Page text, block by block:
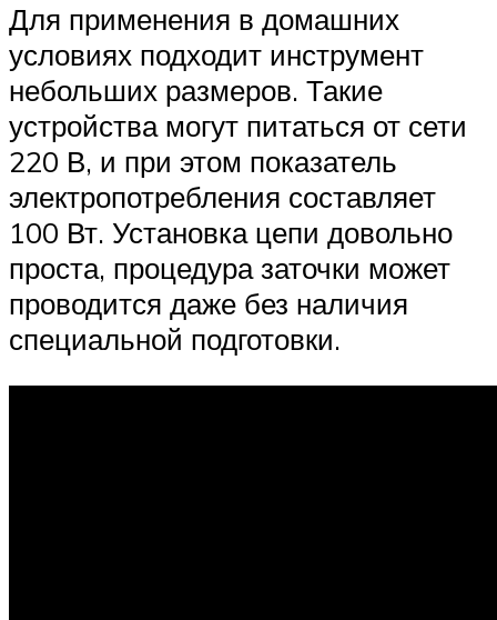
Для применения в домашних
условиях подходит инструмент
небольших размеров. Такие
устройства могут питаться от сети
220 В, и при этом показатель
электропотребления составляет
100 Вт. Установка цепи довольно
проста, процедура заточки может
проводится даже без наличия
специальной подготовки.